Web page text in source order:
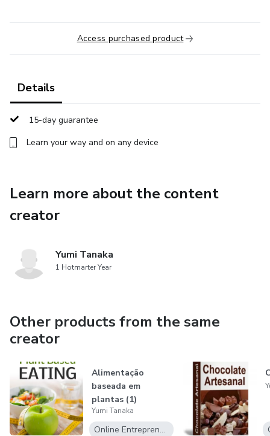
fins educacionais e de desenvolvimento pessoal.
Access purchased product
Details
15-day guarantee
Learn your way and on any device
Learn more about the content
creator
Yumi Tanaka
1 Hotmarter Year
Other products from the same
creator
Alimentação
baseada em
plantas (1)
Yumi Tanaka
Online Entrepreneurship